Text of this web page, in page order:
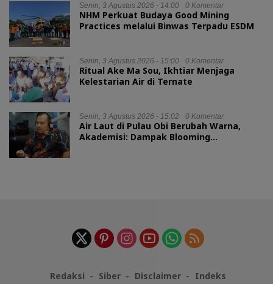
Senin, 3 Agustus 2026 - 14:00 0 Komentar
NHM Perkuat Budaya Good Mining
Practices melalui Binwas Terpadu ESDM
Senin, 3 Agustus 2026 - 15:00 0 Komentar
Ritual Ake Ma Sou, Ikhtiar Menjaga
Kelestarian Air di Ternate
Senin, 3 Agustus 2026 - 15:02 0 Komentar
Air Laut di Pulau Obi Berubah Warna,
Akademisi: Dampak Blooming
Redaksi Siber Disclaimer Indeks